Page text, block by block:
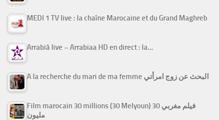
MEDI 1 TV live : la chaîne Marocaine et du Grand Maghreb
Arrabiâ live – Arrabiaa HD en direct : la…
A la recherche du mari de ma femme البحث عن زوج امرأتي
Film marocain 30 millions (30 Melyoun) فيلم مغربي 30
مليون